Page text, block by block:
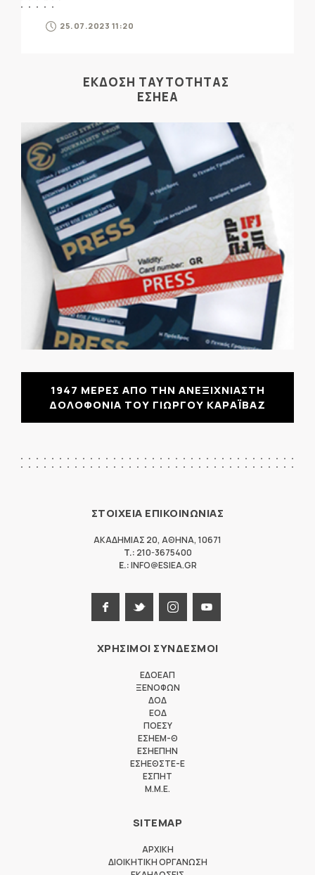
25.07.2023 11:20
ΕΚΔΟΣΗ ΤΑΥΤΟΤΗΤΑΣ
ΕΣΗΕΑ
1947 ΜΕΡΕΣ ΑΠΟ ΤΗΝ ΑΝΕΞΙΧΝΙΑΣΤΗ
ΔΟΛΟΦΟΝΙΑ ΤΟΥ ΓΙΩΡΓΟΥ ΚΑΡΑΪΒΑΖ
ΣΤΟΙΧΕΙΑ ΕΠΙΚΟΙΝΩΝΙΑΣ
ΑΚΑΔΗΜΙΑΣ 20, ΑΘΗΝΑ, 10671
T.: 210-3675400
E.:INFO@ESIEA.GR
ΧΡΗΣΙΜΟΙ ΣΥΝΔΕΣΜΟΙ
ΕΔΟΕΑΠ
ΞΕΝΟΦΩΝ
ΔΟΔ
ΕΟΔ
ΠΟΕΣΥ
ΕΣΗΕΜ-Θ
ΕΣΗΕΠΗΝ
ΕΣΗΕΘΣΤΕ-Ε
ΕΣΠΗΤ
M.M.E.
SITEMAP
ΑΡΧΙΚΗ
ΔΙΟΙΚΗΤΙΚΗ ΟΡΓΑΝΩΣΗ